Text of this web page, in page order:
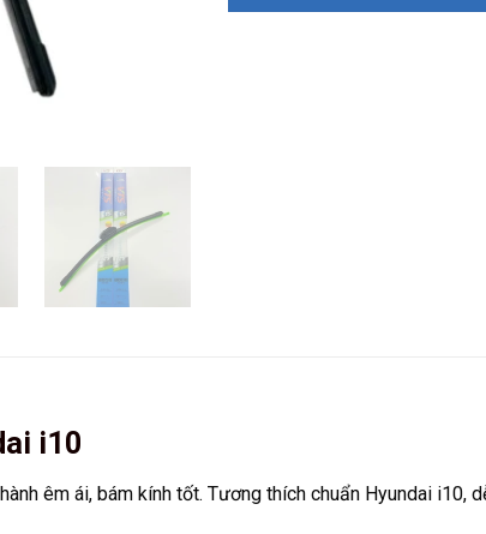
i10
êm ái, bám kính tốt. Tương thích chuẩn Hyundai i10,